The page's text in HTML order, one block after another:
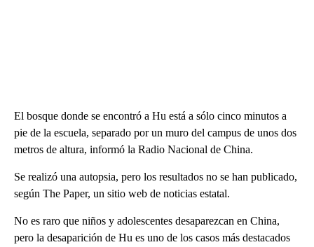
El bosque donde se encontró a Hu está a sólo cinco minutos a
pie de la escuela, separado por un muro del campus de unos dos
metros de altura, informó la Radio Nacional de China.
Se realizó una autopsia, pero los resultados no se han publicado,
según The Paper, un sitio web de noticias estatal.
No es raro que niños y adolescentes desaparezcan en China,
pero la desaparición de Hu es uno de los casos más destacados